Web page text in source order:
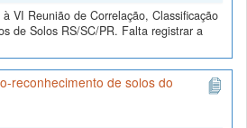
VI Reunião de Correlação, Classificação
de Solos RS/SC/PR. Falta registrar a
reconhecimento de solos do